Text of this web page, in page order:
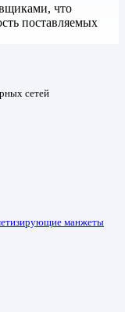
что
поставляемых
сетей
манжеты